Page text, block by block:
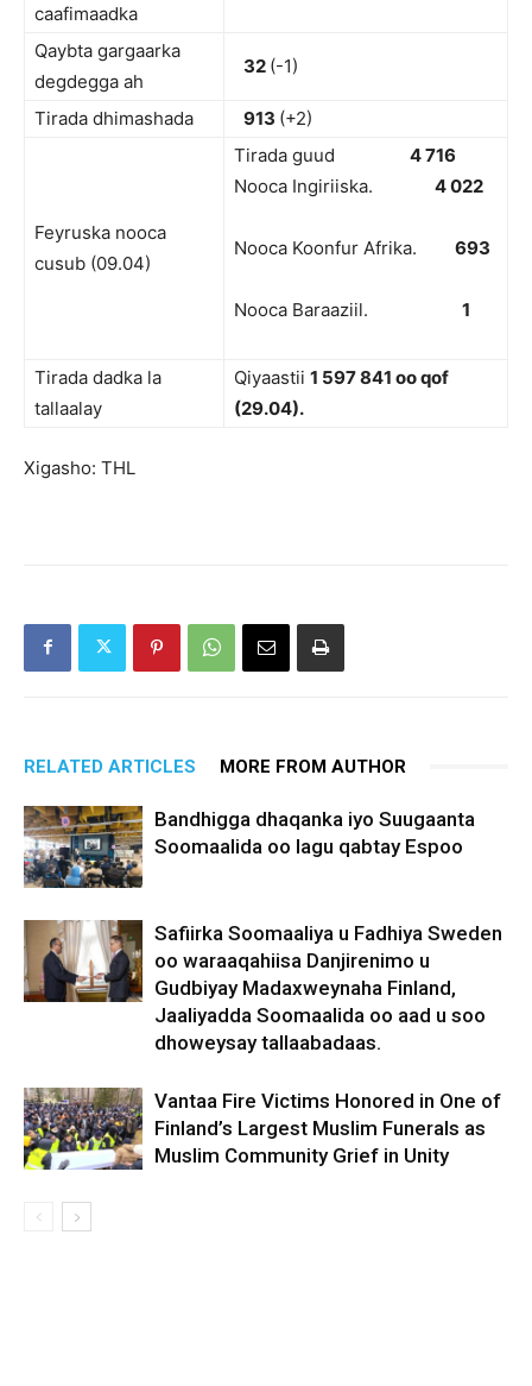
caafimaadka
Qaybta gargaarka
degdegga ah
32 (-1)
Tirada dhimashada 913 (+2)
Feyruska nooca
cusub (09.04)
Tirada guud 4 716
Nooca Ingiriiska. 4 022
Nooca Koonfur Afrika. 693
Nooca Baraaziil. 1
Tirada dadka la
tallaalay
Qiyaastii 1 597 841 oo qof
(29.04).
Xigasho: THL
RELATED ARTICLES MORE FROM AUTHOR
Bandhigga dhaqanka iyo Suugaanta
Soomaalida oo lagu qabtay Espoo
Safiirka Soomaaliya u Fadhiya Sweden
oo waraaqahiisa Danjirenimo u
Gudbiyay Madaxweynaha Finland,
Jaaliyadda Soomaalida oo aad u soo
dhoweysay tallaabadaas.
Vantaa Fire Victims Honored in One of
Finland’s Largest Muslim Funerals as
Muslim Community Grief in Unity